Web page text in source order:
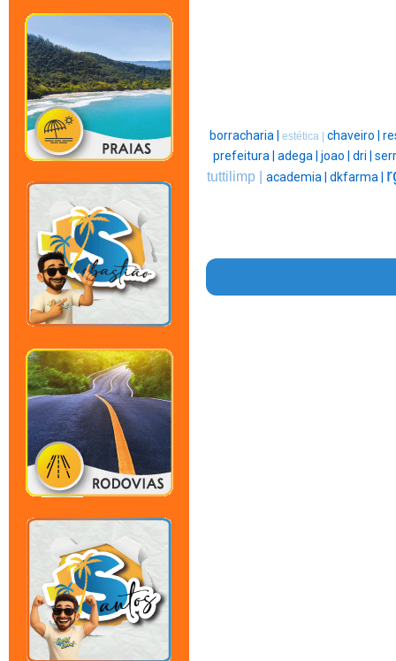
borracharia | estética | chaveiro |
prefeitura | adega | joao | dri |
tuttilimp | academia | dkfarma |